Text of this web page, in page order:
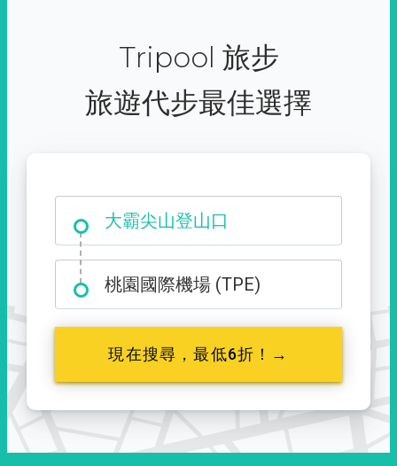
Tripool 旅步
旅遊代步最佳選擇
大霸尖山登山口
桃園國際機場 (TPE)
現在搜尋，最低6折！→